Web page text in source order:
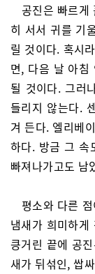
공진은 빠르게
히 서서 귀를 기
릴 것이다. 혹시
면, 다음 날 아침
될 것이다. 그러
들리지 않는다.
겨 든다. 엘리베
하다. 방금 그 속
빠져나가고도 남
평소와 다른
냄새가 희미하
킁거린 끝에 공
새가 뒤섞인, 쌉